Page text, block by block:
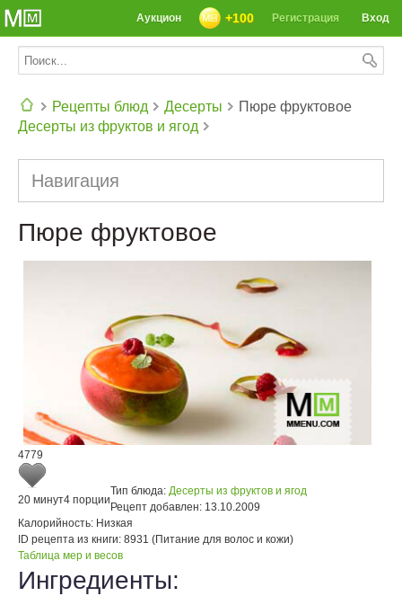
Вход
Регистрация
+100
Аукцион
Рецепты блюд
Десерты
Десерты из фруктов и ягод
Пюре фруктовое
Навигация
Пюре фруктовое
4779
20 минут4 порции
Тип блюда: Десерты из фруктов и ягод
Рецепт добавлен: 13.10.2009
Калорийность: Низкая
ID рецепта из книги: 8931 (Питание для волос и кожи)
Таблица мер и весов
Ингредиенты: